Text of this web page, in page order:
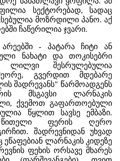
სექტორებად, სადაც
მოზრდილი პანო. აქ
ჩაწერილია ჯვარი.
- პატარა ჩიტი ან
ნახატი და თოკისებრი
ლილვი შესრულებულია
გვერდით მდებარე
შადრევანს" წარმოადგენს
მსგავსი ლარნაკის
ქვემოთ გაფართოებული
წყლით სავსე ემბაზი.
წითელი ფერის ღერო
შადრევნიდან უხვად
ლარნაკის კიდეზე
ფეხის ორსავე მხარეს